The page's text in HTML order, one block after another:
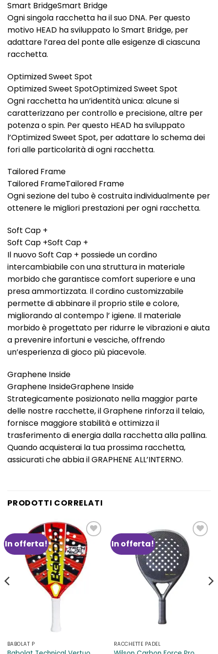
Smart BridgeSmart Bridge
Ogni singola racchetta ha il suo DNA. Per questo
motivo HEAD ha sviluppato lo Smart Bridge, per
adattare l’area del ponte alle esigenze di ciascuna
racchetta.
Optimized Sweet Spot
Optimized Sweet SpotOptimized Sweet Spot
Ogni racchetta ha un’identità unica: alcune si
caratterizzano per controllo e precisione, altre per
potenza o spin. Per questo HEAD ha sviluppato
l’Optimized Sweet Spot, per adattare lo schema dei
fori alle particolarità di ogni racchetta.
Tailored Frame
Tailored FrameTailored Frame
Ogni sezione del tubo è costruita individualmente per
ottenere le migliori prestazioni per ogni racchetta.
Soft Cap +
Soft Cap +Soft Cap +
Il nuovo Soft Cap + possiede un cordino
intercambiabile con una struttura in materiale
morbido che garantisce comfort superiore e una
presa ammortizzata. Il cordino customizzabile
permette di abbinare il proprio stile e colore,
migliorando al contempo l’ igiene. Il materiale
morbido è progettato per ridurre le vibrazioni e aiuta
a prevenire infortuni e vesciche, offrendo
un’esperienza di gioco più piacevole.
Graphene Inside
Graphene InsideGraphene Inside
Strategicamente posizionato nella maggior parte
delle nostre racchette, il Graphene rinforza il telaio,
fornisce maggiore stabilità e ottimizza il
trasferimento di energia dalla racchetta alla pallina.
Quando acquisterai la tua prossima racchetta,
assicurati che abbia il GRAPHENE ALL’INTERNO.
PRODOTTI CORRELATI
In offerta!
Aggiungi
alla lista
dei
desideri
BABOLAT P
In offerta!
Aggiungi
alla lista
dei
desideri
RACCHETTE PADEL